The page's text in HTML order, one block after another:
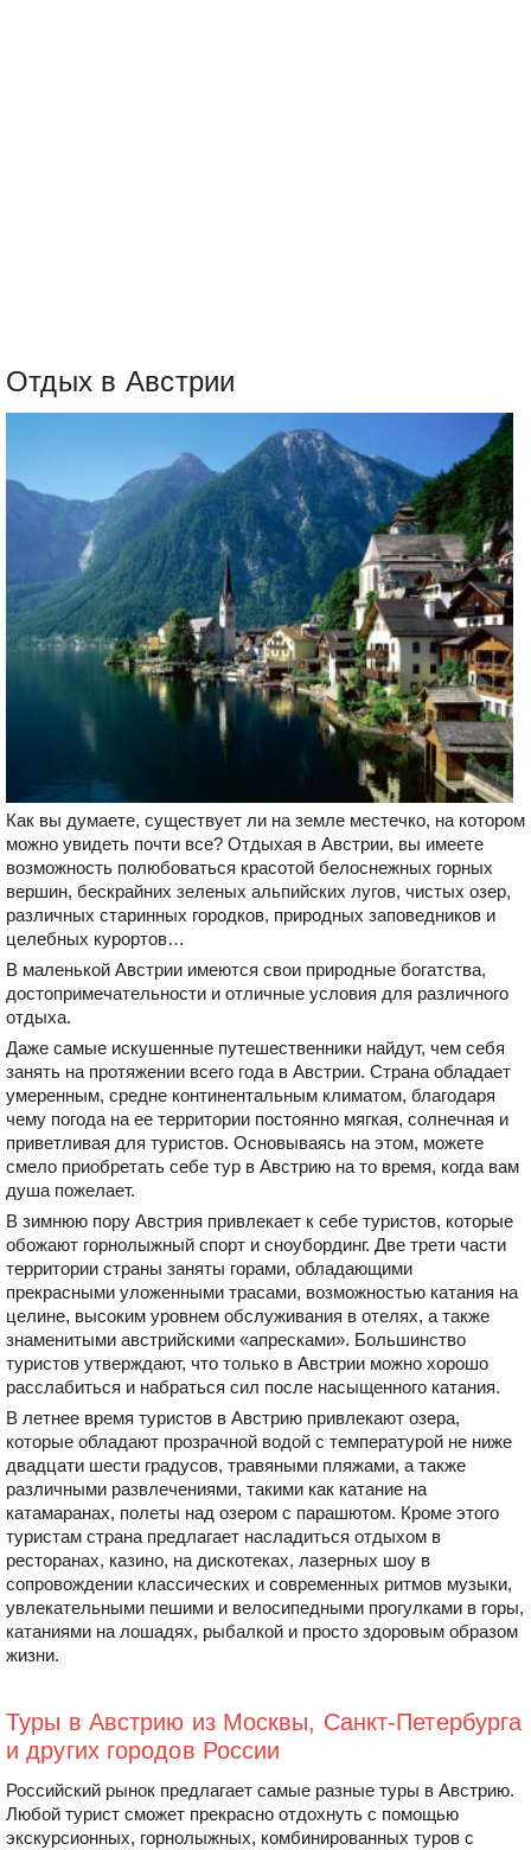
Отдых в Австрии
Как вы думаете, существует ли на земле местечко, на котором
можно увидеть почти все? Отдыхая в Австрии, вы имеете
возможность полюбоваться красотой белоснежных горных
вершин, бескрайних зеленых альпийских лугов, чистых озер,
различных старинных городков, природных заповедников и
целебных курортов…
В маленькой Австрии имеются свои природные богатства,
достопримечательности и отличные условия для различного
отдыха.
Даже самые искушенные путешественники найдут, чем себя
занять на протяжении всего года в Австрии. Страна обладает
умеренным, средне континентальным климатом, благодаря
чему погода на ее территории постоянно мягкая, солнечная и
приветливая для туристов. Основываясь на этом, можете
смело приобретать себе тур в Австрию на то время, когда вам
душа пожелает.
В зимнюю пору Австрия привлекает к себе туристов, которые
обожают горнолыжный спорт и сноубординг. Две трети части
территории страны заняты горами, обладающими
прекрасными уложенными трасами, возможностью катания на
целине, высоким уровнем обслуживания в отелях, а также
знаменитыми австрийскими «апресками». Большинство
туристов утверждают, что только в Австрии можно хорошо
расслабиться и набраться сил после насыщенного катания.
В летнее время туристов в Австрию привлекают озера,
которые обладают прозрачной водой с температурой не ниже
двадцати шести градусов, травяными пляжами, а также
различными развлечениями, такими как катание на
катамаранах, полеты над озером с парашютом. Кроме этого
туристам страна предлагает насладиться отдыхом в
ресторанах, казино, на дискотеках, лазерных шоу в
сопровождении классических и современных ритмов музыки,
увлекательными пешими и велосипедными прогулками в горы,
катаниями на лошадях, рыбалкой и просто здоровым образом
жизни.
Туры в Австрию из Москвы, Санкт-Петербурга
и других городов России
Российский рынок предлагает самые разные туры в Австрию.
Любой турист сможет прекрасно отдохнуть с помощью
экскурсионных, горнолыжных, комбинированных туров с